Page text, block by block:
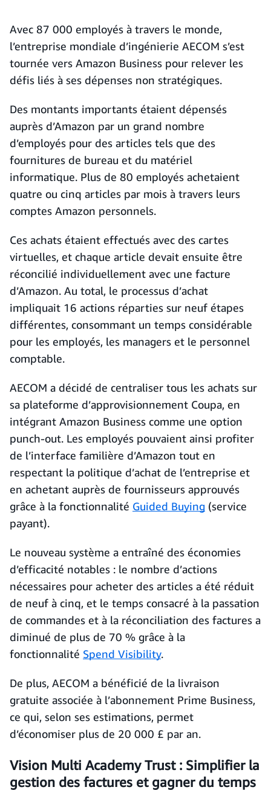
Avec 87 000 employés à travers le monde,
l’entreprise mondiale d’ingénierie AECOM s’est
tournée vers Amazon Business pour relever les
défis liés à ses dépenses non stratégiques.
Des montants importants étaient dépensés
auprès d’Amazon par un grand nombre
d’employés pour des articles tels que des
fournitures de bureau et du matériel
informatique. Plus de 80 employés achetaient
quatre ou cinq articles par mois à travers leurs
comptes Amazon personnels.
Ces achats étaient effectués avec des cartes
virtuelles, et chaque article devait ensuite être
réconcilié individuellement avec une facture
d’Amazon. Au total, le processus d’achat
impliquait 16 actions réparties sur neuf étapes
différentes, consommant un temps considérable
pour les employés, les managers et le personnel
comptable.
AECOM a décidé de centraliser tous les achats sur
sa plateforme d’approvisionnement Coupa, en
intégrant Amazon Business comme une option
punch-out. Les employés pouvaient ainsi profiter
de l’interface familière d’Amazon tout en
respectant la politique d’achat de l’entreprise et
en achetant auprès de fournisseurs approuvés
grâce à la fonctionnalité Guided Buying (service
payant).
Le nouveau système a entraîné des économies
d’efficacité notables : le nombre d’actions
nécessaires pour acheter des articles a été réduit
de neuf à cinq, et le temps consacré à la passation
de commandes et à la réconciliation des factures a
diminué de plus de 70 % grâce à la
fonctionnalité Spend Visibility.
De plus, AECOM a bénéficié de la livraison
gratuite associée à l’abonnement Prime Business,
ce qui, selon ses estimations, permet
d’économiser plus de 20 000 £ par an.
Vision Multi Academy Trust : Simplifier la
gestion des factures et gagner du temps